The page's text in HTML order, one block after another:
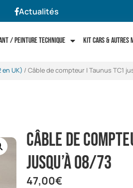
Actualités
/ Peinture technique Kit cars & autres
en UK) / Câble de compteur | Taunus TC1
Câble de
jusqu’à 08/73
47,00€